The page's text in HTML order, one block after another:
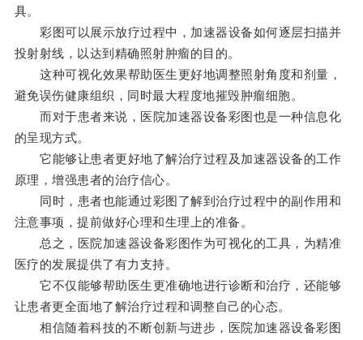
具。
彩图可以展示放疗过程中，加速器设备如何逐层扫描并
投射射线，以达到精确照射肿瘤的目的。
这种可视化效果帮助医生更好地调整照射角度和剂量，
避免误伤健康组织，同时最大程度地摧毁肿瘤细胞。
而对于患者来说，医院加速器设备彩图也是一种信息化
的呈现方式。
它能够让患者更好地了解治疗过程及加速器设备的工作
原理，增强患者的治疗信心。
同时，患者也能通过彩图了解到治疗过程中的副作用和
注意事项，提前做好心理和生理上的准备。
总之，医院加速器设备彩图作为可视化的工具，为精准
医疗的发展提供了有力支持。
它不仅能够帮助医生更准确地进行诊断和治疗，还能够
让患者更全面地了解治疗过程和调整自己的心态。
相信随着科技的不断创新与进步，医院加速器设备彩图